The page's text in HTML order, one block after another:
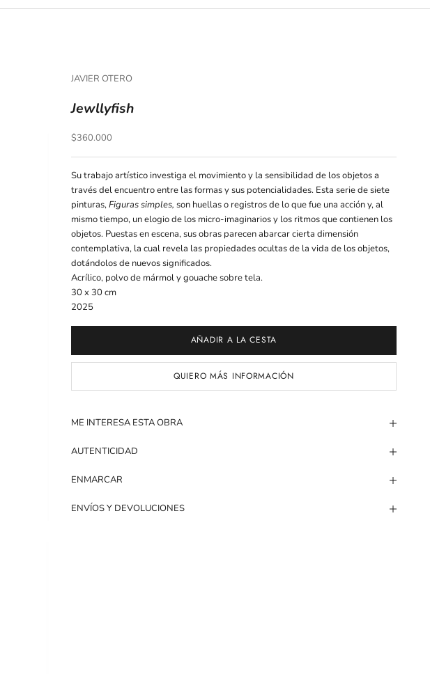
JAVIER OTERO
Jewllyfish
Precio de oferta
$360.000
Su trabajo artístico investiga el movimiento y la sensibilidad de los objetos a
través del encuentro entre las formas y sus potencialidades. Esta serie de siete
pinturas,Figuras simples, son huellas o registros de lo que fue una acción y, al
mismo tiempo, un elogio de los micro-imaginarios y los ritmos que contienen los
objetos. Puestas en escena, sus obras parecen abarcar cierta dimensión
contemplativa, la cual revela las propiedades ocultas de la vida de los objetos,
dotándolos de nuevos significados.
Acrílico, polvo de mármol y gouache sobre tela.
30 x 30 cm
2025
AÑADIR A LA CESTA
QUIERO MÁS INFORMACIÓN
ME INTERESA ESTA OBRA
AUTENTICIDAD
ENMARCAR
ENVÍOS Y DEVOLUCIONES